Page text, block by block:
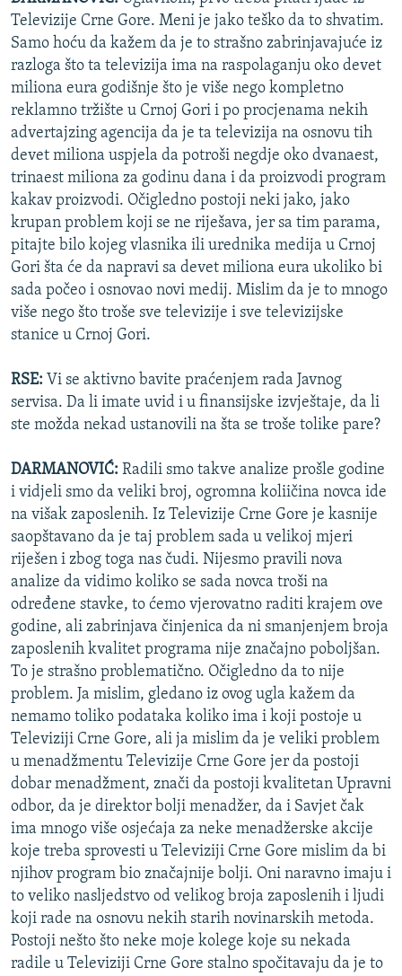
Televizije Crne Gore. Meni je jako teško da to shvatim.
Samo hoću da kažem da je to strašno zabrinjavajuće iz
razloga što ta televizija ima na raspolaganju oko devet
miliona eura godišnje što je više nego kompletno
reklamno tržište u Crnoj Gori i po procjenama nekih
advertajzing agencija da je ta televizija na osnovu tih
devet miliona uspjela da potroši negdje oko dvanaest,
trinaest miliona za godinu dana i da proizvodi program
kakav proizvodi. Očigledno postoji neki jako, jako
krupan problem koji se ne riješava, jer sa tim parama,
pitajte bilo kojeg vlasnika ili urednika medija u Crnoj
Gori šta će da napravi sa devet miliona eura ukoliko bi
sada počeo i osnovao novi medij. Mislim da je to mnogo
više nego što troše sve televizije i sve televizijske
stanice u Crnoj Gori.
RSE: Vi se aktivno bavite praćenjem rada Javnog
servisa. Da li imate uvid i u finansijske izvještaje, da li
ste možda nekad ustanovili na šta se troše tolike pare?
DARMANOVIĆ: Radili smo takve analize prošle godine
i vidjeli smo da veliki broj, ogromna koliičina novca ide
na višak zaposlenih. Iz Televizije Crne Gore je kasnije
saopštavano da je taj problem sada u velikoj mjeri
riješen i zbog toga nas čudi. Nijesmo pravili nova
analize da vidimo koliko se sada novca troši na
određene stavke, to ćemo vjerovatno raditi krajem ove
godine, ali zabrinjava činjenica da ni smanjenjem broja
zaposlenih kvalitet programa nije značajno poboljšan.
To je strašno problematično. Očigledno da to nije
problem. Ja mislim, gledano iz ovog ugla kažem da
nemamo toliko podataka koliko ima i koji postoje u
Televiziji Crne Gore, ali ja mislim da je veliki problem
u menadžmentu Televizije Crne Gore jer da postoji
dobar menadžment, znači da postoji kvalitetan Upravni
odbor, da je direktor bolji menadžer, da i Savjet čak
ima mnogo više osjećaja za neke menadžerske akcije
koje treba sprovesti u Televiziji Crne Gore mislim da bi
njihov program bio značajnije bolji. Oni naravno imaju i
to veliko nasljedstvo od velikog broja zaposlenih i ljudi
koji rade na osnovu nekih starih novinarskih metoda.
Postoji nešto što neke moje kolege koje su nekada
radile u Televiziji Crne Gore stalno spočitavaju da je to